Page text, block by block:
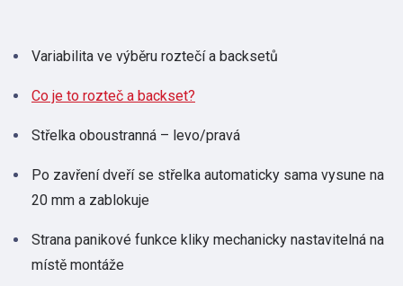
Variabilita ve výběru roztečí a backsetů
Co je to rozteč a backset?
Střelka oboustranná – levo/pravá
Po zavření dveří se střelka automaticky sama vysune na
20 mm a zablokuje
Strana panikové funkce kliky mechanicky nastavitelná na
místě montáže